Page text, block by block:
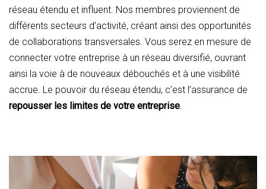
réseau étendu et influent. Nos membres proviennent de
différents secteurs d’activité, créant ainsi des opportunités
de collaborations transversales. Vous serez en mesure de
connecter votre entreprise à un réseau diversifié, ouvrant
ainsi la voie à de nouveaux débouchés et à une visibilité
accrue. Le pouvoir du réseau étendu, c’est l’assurance de
repousser les limites de votre entreprise.